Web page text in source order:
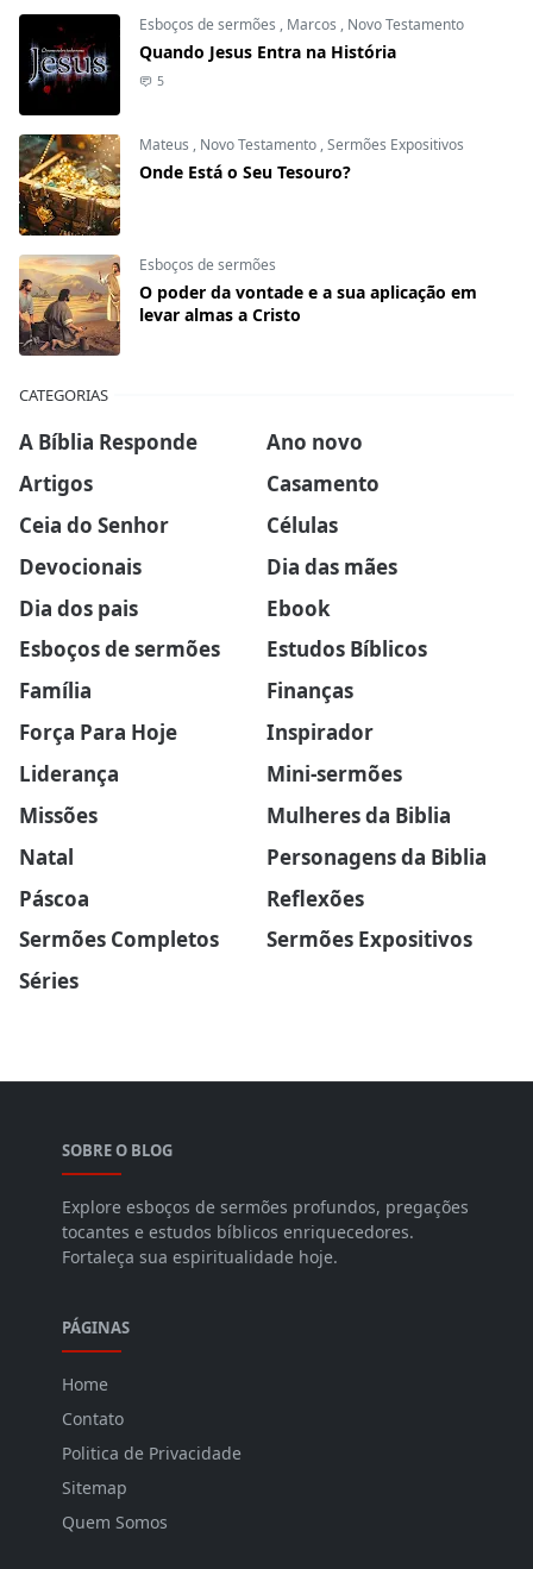
Esboços de sermões , Marcos , Novo Testamento
Quando Jesus Entra na História
5
Mateus , Novo Testamento ,Sermões Expositivos
Onde Está o Seu Tesouro?
Esboços de sermões
O poder da vontade e a sua aplicação em
levar almas a Cristo
CATEGORIAS
A Bíblia Responde
Ano novo
Artigos
Casamento
Ceia do Senhor
Células
Devocionais
Dia das mães
Dia dos pais
Ebook
Esboços de sermões
Estudos Bíblicos
Família
Finanças
Força Para Hoje
Inspirador
Liderança
Mini-sermões
Missões
Mulheres da Biblia
Natal
Personagens da Biblia
Páscoa
Reflexões
Sermões Completos
Sermões Expositivos
Séries
SOBRE O BLOG
Explore esboços de sermões profundos, pregações
tocantes e estudos bíblicos enriquecedores.
Fortaleça sua espiritualidade hoje.
PÁGINAS
Home
Contato
Politica de Privacidade
Sitemap
Quem Somos